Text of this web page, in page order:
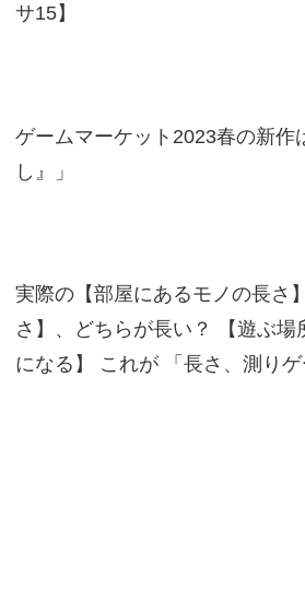
サ15】
ゲームマーケット2023春の新作
し』」
実際の【部屋にあるモノの長さ
さ】、どちらが長い？ 【遊ぶ場
になる】 これが 「長さ、測りゲ